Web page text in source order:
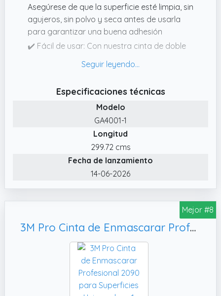
Asegúrese de que la superficie esté limpia, sin
agujeros, sin polvo y seca antes de usarla
para garantizar una buena adhesión
✔️ Fácil de usar: Con nuestra cinta de doble
pared sólo para colgar algo. Puede cortarlo
para adaptarlo a tus necesidades
✔️ Alta ductilidad: La cinta de doble cara
tiene una fuerte fuerza de adhesión, puede
fijar objetos fácilmente y no se caen
fácilmente. Si quieres fijar objetos pesados,
aumenta la cantidad de cinta adhesiva de
reciclable, es una necesidad para su vida
diaria
✔️ Removible y sin rastro: La cinta adhesiva
de doble cara se puede quitar fácilmente por
completo sin dañar la pared. Y no deja
residuos porque no hay pegamento
Especificaciones técnicas
Modelo
GA4001-1
Longitud
299.72 cms
Fecha de lanzamiento
14-06-2026
Mejor #8
3M Pro Cinta de Enmascarar Profesional 2090 para Superficies Universales - 1 Rollo 48 mm × 50 m - Resistente a los Rayos UV y al Agua, para Pintar y Decorar Tanto Interiores como Exteriores